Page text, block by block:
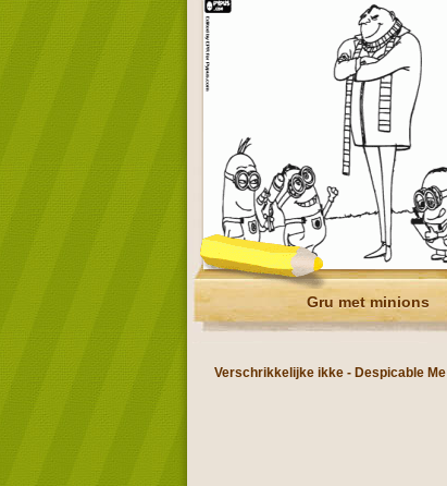
Gru met minions
Verschrikkelijke ikke - Despicable Me